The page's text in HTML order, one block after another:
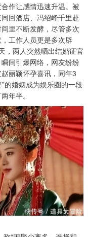
作让感情迅速升温。被
回酒店、冯绍峰千里赴
里不断发酵，尽管多次
工作人员更是多次辟
，两人突然晒出结婚证官
间引爆网络，网友纷纷
丽颖怀孕喜讯，同年3
的婚姻成为娱乐圈的一段
年半。